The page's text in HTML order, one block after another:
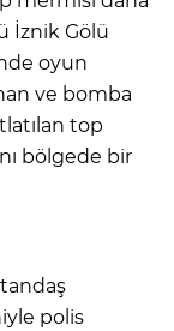
İznik Gölü
oyun
ve bomba
top
bölgede bir
polis